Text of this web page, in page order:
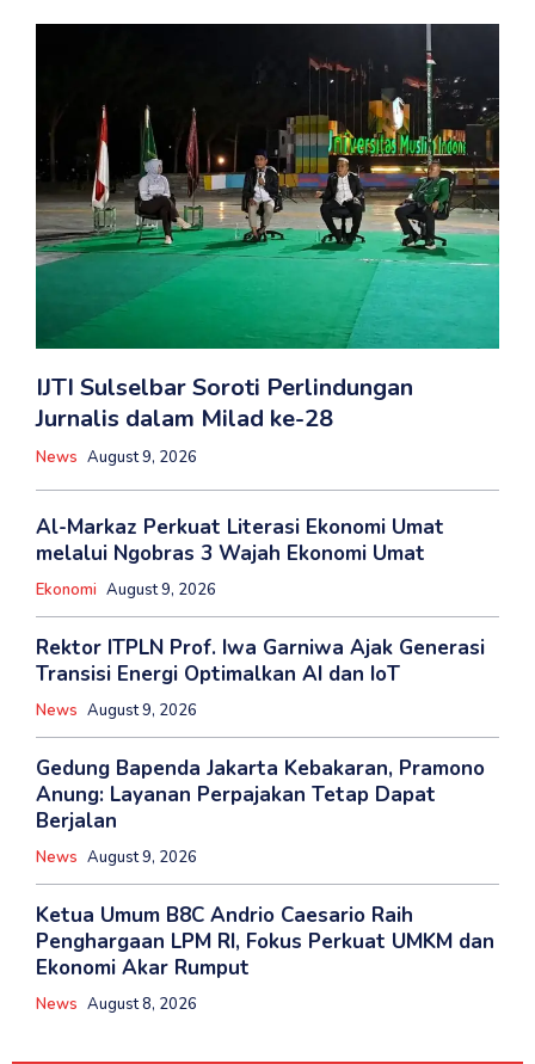
IJTI Sulselbar Soroti Perlindungan
Jurnalis dalam Milad ke-28
News August 9, 2026
Al-Markaz Perkuat Literasi Ekonomi Umat
melalui Ngobras 3 Wajah Ekonomi Umat
Ekonomi August 9, 2026
Rektor ITPLN Prof. Iwa Garniwa Ajak Generasi
Transisi Energi Optimalkan AI dan IoT
News August 9, 2026
Gedung Bapenda Jakarta Kebakaran, Pramono
Anung: Layanan Perpajakan Tetap Dapat
Berjalan
News August 9, 2026
Ketua Umum B8C Andrio Caesario Raih
Penghargaan LPM RI, Fokus Perkuat UMKM dan
Ekonomi Akar Rumput
News August 8, 2026